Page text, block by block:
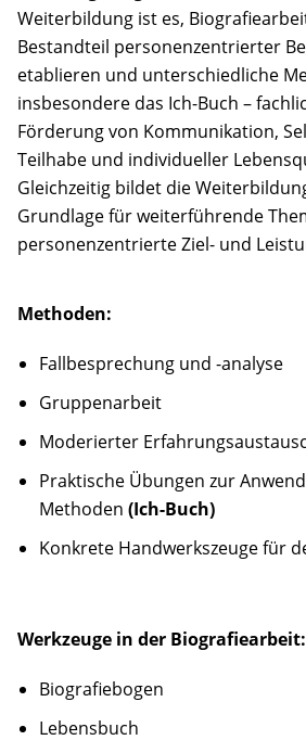
Weiterbildung ist es,
Bestandteil personenzentrierter
etablieren und unterschiedliche
insbesondere das Ich-Buch –
Förderung von Kommunikation,
Teilhabe und individueller
Gleichzeitig bildet die
Grundlage für weiterführende
personenzentrierte Ziel- und
Methoden:
Fallbesprechung und -analyse
Gruppenarbeit
Moderierter
Praktische Übungen zur
Methoden (Ich-Buch)
Konkrete Handwerkszeuge für
Werkzeuge in der Biografiearbeit:
Biografiebogen
Lebensbuch